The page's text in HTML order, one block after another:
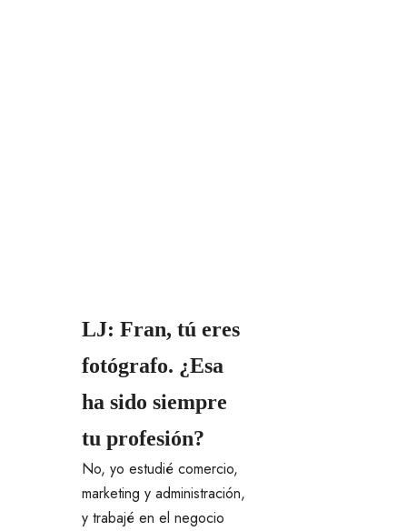
LJ: Fran, tú eres
fotógrafo. ¿Esa
ha sido siempre
tu profesión?
No, yo estudié comercio,
marketing y administración,
y trabajé en el negocio